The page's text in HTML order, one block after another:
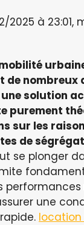
2025 à
de nombreux
solution
purement
sur les
de
se plonger
une
location